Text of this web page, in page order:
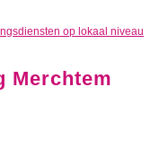
op lokaal niveau
Merchtem